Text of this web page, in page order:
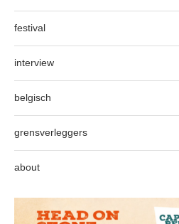
festival
interview
belgisch
grensverleggers
about